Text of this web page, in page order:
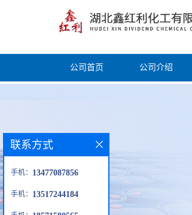
公司首页 公司介绍
联系方式
手机： 13477087856
手机： 13517244184